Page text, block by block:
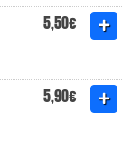
5,50€
5,90€